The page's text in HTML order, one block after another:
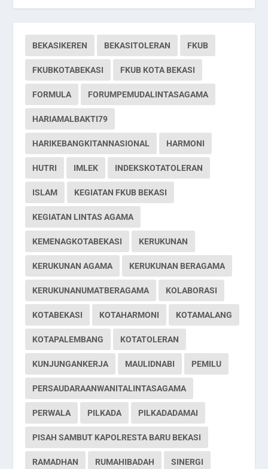
BEKASIKEREN BEKASITOLERAN FKUB
FKUBKOTABEKASI FKUB KOTA BEKASI
FORMULA FORUMPEMUDALINTASAGAMA
HARIAMALBAKTI79
HARIKEBANGKITANNASIONAL HARMONI
HUTRI IMLEK INDEKSKOTATOLERAN
ISLAM KEGIATAN FKUB BEKASI
KEGIATAN LINTAS AGAMA
KEMENAGKOTABEKASI KERUKUNAN
KERUKUNAN AGAMA KERUKUNAN BERAGAMA
KERUKUNANUMATBERAGAMA KOLABORASI
KOTABEKASI KOTAHARMONI KOTAMALANG
KOTAPALEMBANG KOTATOLERAN
KUNJUNGANKERJA MAULIDNABI PEMILU
PERSAUDARAANWANITALINTASAGAMA
PERWALA PILKADA PILKADADAMAI
PISAH SAMBUT KAPOLRESTA BARU BEKASI
RAMADHAN RUMAHIBADAH SINERGI